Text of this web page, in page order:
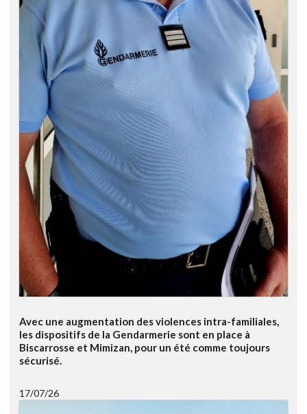
Avec une augmentation des violences intra-familiales,
les dispositifs de la Gendarmerie sont en place à
Biscarrosse et Mimizan, pour un été comme toujours
sécurisé.
17/07/26